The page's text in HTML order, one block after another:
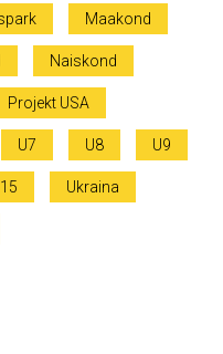
Maakond
Naiskond
Projekt USA
U7 U8 U9
Ukraina